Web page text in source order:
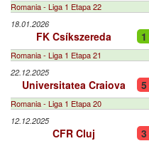
Romania - Liga 1 Etapa 22
18.01.2026
FK Csíkszereda
Romania - Liga 1 Etapa 21
22.12.2025
Universitatea Craiova
Romania - Liga 1 Etapa 20
12.12.2025
CFR Cluj 3